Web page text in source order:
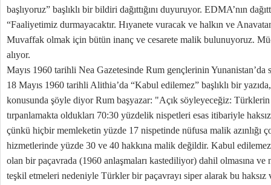
başlıyoruz” başlıklı bir bildiri dağıttığını duyuruyor. EDMA’nın
“Faaliyetimiz durmayacaktır. Hıyanete vuracak ve halkın ve
Muvaffak olmak için bütün inanç ve cesarete malik bulunuyoruz.
alıyor.
Mayıs 1960 tarihli Nea Gazetesinde Rum gençlerinin Yunanistan’da
18 Mayıs 1960 tarihli Alithia’da “Kabul edilemez” başlıklı bir
konusunda şöyle diyor Rum başyazar: "Açık söyleyeceğiz:
tırpanlamakta oldukları 70:30 yüzdelik nispetleri esas itibariyle
çünkü hiçbir memleketin yüzde 17 nispetinde nüfusa malik azınlığı
hizmetlerinde yüzde 30 ve 40 hakkına malik değildir. Kabul
olan bir paçavrada (1960 anlaşmaları kastediliyor) dahil olmasına
teşkil etmeleri nedeniyle Türkler bir paçavrayı siper alarak bu haksız